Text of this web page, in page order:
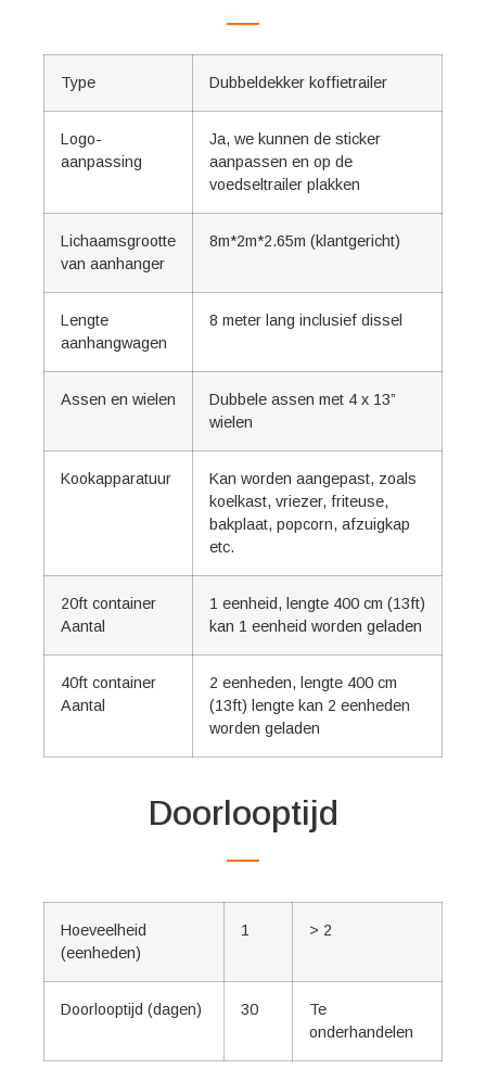
Type Dubbeldekker koffietrailer
Logo-
aanpassing
Ja, we kunnen de sticker
aanpassen en op de
voedseltrailer plakken
Lichaamsgrootte
van aanhanger
8m*2m*2.65m (klantgericht)
Lengte
aanhangwagen
8 meter lang inclusief dissel
Assen en wielen
Dubbele assen met 4 x 13”
wielen
Kookapparatuur
Kan worden aangepast, zoals
koelkast, vriezer, friteuse,
bakplaat, popcorn, afzuigkap
etc.
20ft container
Aantal
1 eenheid, lengte 400 cm (13ft)
kan 1 eenheid worden geladen
40ft container
Aantal
2 eenheden, lengte 400 cm
(13ft) lengte kan 2 eenheden
worden geladen
Doorlooptijd
Hoeveelheid
(eenheden)
1 > 2
Doorlooptijd (dagen) 30
Te
onderhandelen